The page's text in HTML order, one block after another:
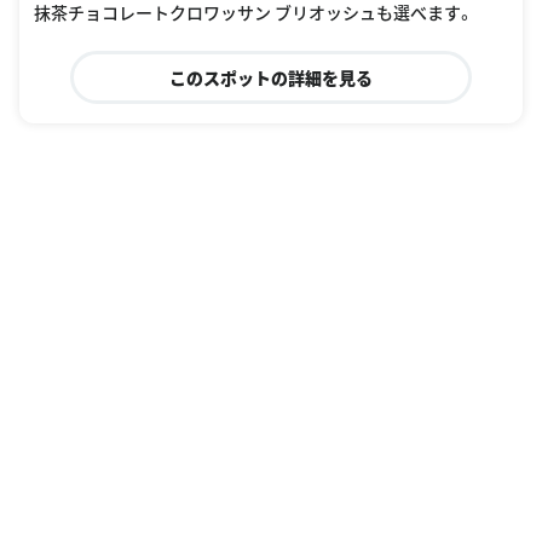
抹茶チョコレートクロワッサン ブリオッシュも選べます。
このスポットの詳細を見る